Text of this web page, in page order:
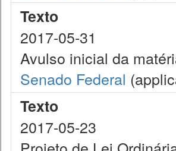
Texto
2017-05-31
Avulso inicial da
Senado Federal
Texto
2017-05-23